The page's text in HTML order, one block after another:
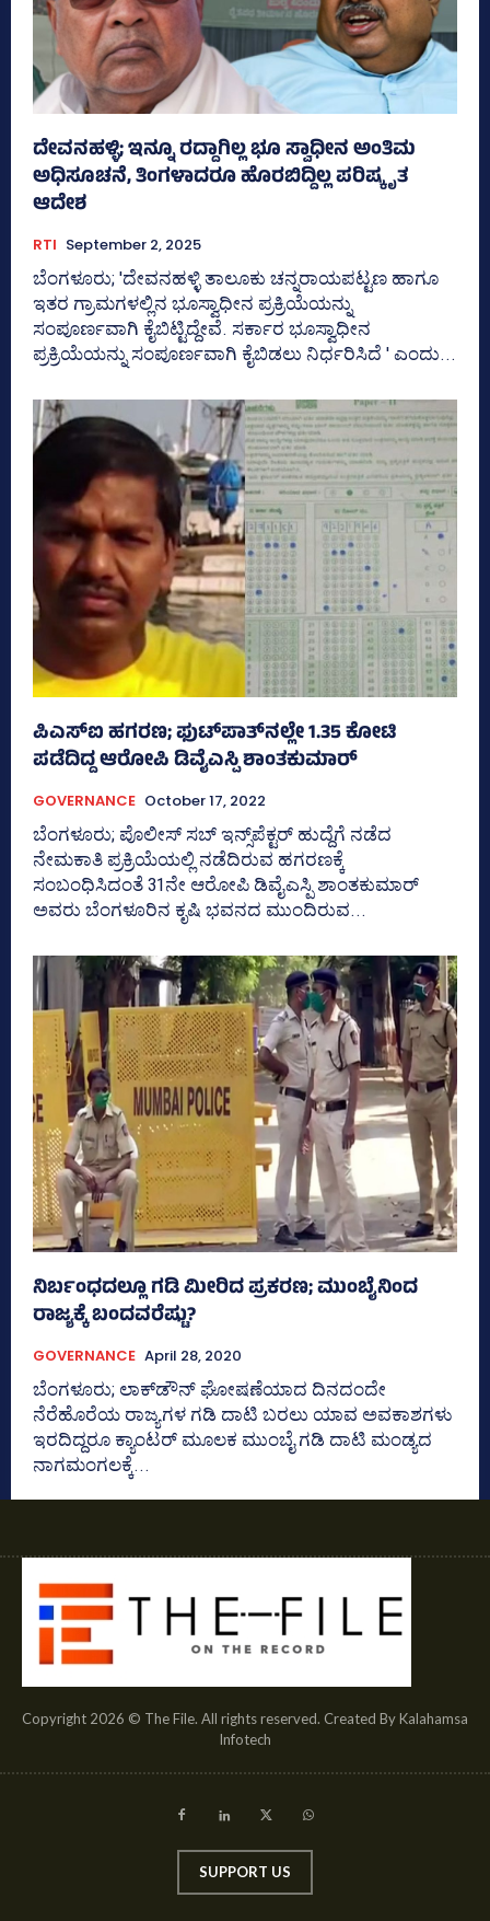
ದೇವನಹಳ್ಳಿ; ಇನ್ನೂ ರದ್ದಾಗಿಲ್ಲ ಭೂ ಸ್ವಾಧೀನ ಅಂತಿಮ
ಅಧಿಸೂಚನೆ, ತಿಂಗಳಾದರೂ ಹೊರಬಿದ್ದಿಲ್ಲ ಪರಿಷ್ಕೃತ
ಆದೇಶ
RTI September 2, 2025
ಬೆಂಗಳೂರು; 'ದೇವನಹಳ್ಳಿ ತಾಲೂಕು ಚನ್ನರಾಯಪಟ್ಟಣ ಹಾಗೂ
ಇತರ ಗ್ರಾಮಗಳಲ್ಲಿನ ಭೂಸ್ವಾಧೀನ ಪ್ರಕ್ರಿಯೆಯನ್ನು
ಸಂಪೂರ್ಣವಾಗಿ ಕೈಬಿಟ್ಟಿದ್ದೇವೆ. ಸರ್ಕಾರ ಭೂಸ್ವಾಧೀನ
ಪ್ರಕ್ರಿಯೆಯನ್ನು ಸಂಪೂರ್ಣವಾಗಿ ಕೈಬಿಡಲು ನಿರ್ಧರಿಸಿದೆ ' ಎಂದು...
ಪಿಎಸ್‌ಐ ಹಗರಣ; ಫುಟ್‌ಪಾತ್‌ನಲ್ಲೇ 1.35 ಕೋಟಿ
ಪಡೆದಿದ್ದ ಆರೋಪಿ ಡಿವೈಎಸ್ಪಿ ಶಾಂತಕುಮಾರ್‌
GOVERNANCE October 17, 2022
ಬೆಂಗಳೂರು; ಪೊಲೀಸ್‌ ಸಬ್‌ ಇನ್ಸ್‌ಪೆಕ್ಟರ್‌ ಹುದ್ದೆಗೆ ನಡೆದ
ನೇಮಕಾತಿ ಪ್ರಕ್ರಿಯೆಯಲ್ಲಿ ನಡೆದಿರುವ ಹಗರಣಕ್ಕೆ
ಸಂಬಂಧಿಸಿದಂತೆ 31ನೇ ಆರೋಪಿ ಡಿವೈಎಸ್ಪಿ ಶಾಂತಕುಮಾರ್‌
ಅವರು ಬೆಂಗಳೂರಿನ ಕೃಷಿ ಭವನದ ಮುಂದಿರುವ...
ನಿರ್ಬಂಧದಲ್ಲೂ ಗಡಿ ಮೀರಿದ ಪ್ರಕರಣ; ಮುಂಬೈನಿಂದ
ರಾಜ್ಯಕ್ಕೆ ಬಂದವರೆಷ್ಟು?
GOVERNANCE April 28, 2020
ಬೆಂಗಳೂರು; ಲಾಕ್‌ಡೌನ್‌ ಘೋಷಣೆಯಾದ ದಿನದಂದೇ
ನೆರೆಹೊರೆಯ ರಾಜ್ಯಗಳ ಗಡಿ ದಾಟಿ ಬರಲು ಯಾವ ಅವಕಾಶಗಳು
ಇರದಿದ್ದರೂ ಕ್ಯಾಂಟರ್‌ ಮೂಲಕ ಮುಂಬೈ ಗಡಿ ದಾಟಿ ಮಂಡ್ಯದ
ನಾಗಮಂಗಲಕ್ಕೆ...
Copyright 2026 © The File. All rights reserved. Created By Kalahamsa
Infotech
SUPPORT US